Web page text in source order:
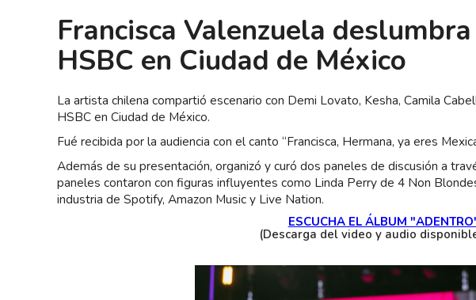
Francisca Valenzuela
HSBC en Ciudad de México
La artista chilena compartió escenario con Demi Lovato, Kesha, Camila
HSBC en Ciudad de México.
Fué recibida por la audiencia con el canto “Francisca, Hermana, ya eres
Además de su presentación, organizó y curó dos paneles de discusión a
paneles contaron con figuras influyentes como Linda Perry de 4 Non
industria de Spotify, Amazon Music y Live Nation.
ESCUCHA EL ÁLBUM
(Descarga del video y audio